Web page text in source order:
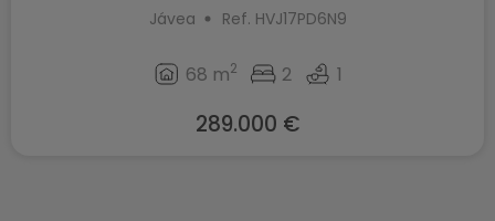
Jávea Ref. HVJ17PD6N9
68 m2 2 1
289.000 €